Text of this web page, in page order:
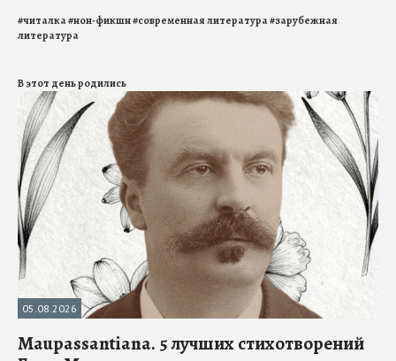
#читалка#нон-фикшн#современная литература#зарубежная
литература
В этот день родились
05.08.2026
Maupassantiana. 5 лучших стихотворений